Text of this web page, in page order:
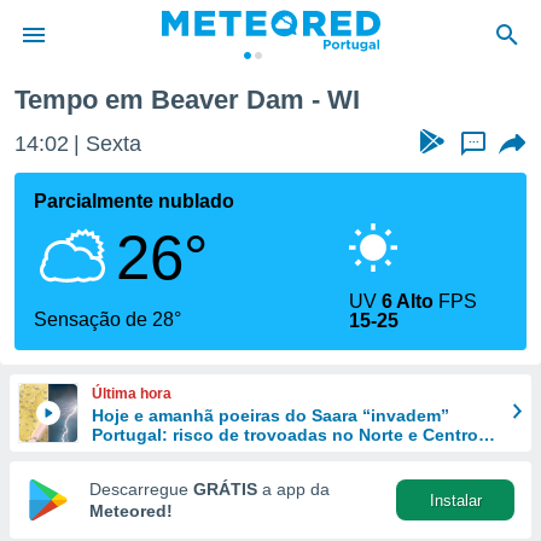
da
foi
fornecidas
a este
das
e
forma
digital
Tempo em Beaver Dam - WI
14:02 Sexta ...
Parcialmente nublado
26°
Sensação de 28°
UV6 Alto FPS
15-25
Última hora
Hoje e amanhã poeiras do Saara “invadem”
Portugal: risco de trovoadas no Norte e Centro
Descarregue GRÁTIS a app da
Meteored!
Instalar